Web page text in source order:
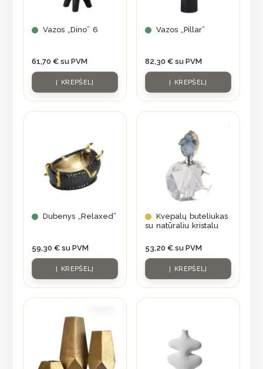
Vazos „Dino” 6
61,70 € su PVM
Į KREPŠELĮ
Vazos „Pillar”
82,30 € su PVM
Į KREPŠELĮ
Dubenys „Relaxed”
59,30 € su PVM
Į KREPŠELĮ
Kvepalų buteliukas
su natūraliu kristalu
53,20 € su PVM
Į KREPŠELĮ
multiple
variants.